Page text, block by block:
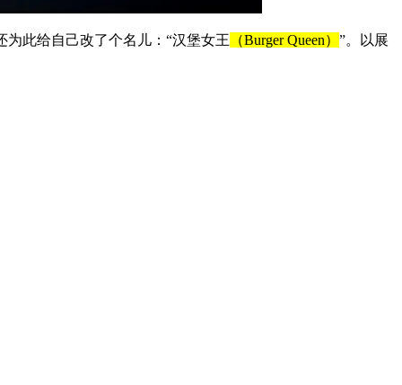
为此给自己改了个名儿：“汉堡女王 （Burger Queen） ”。以展